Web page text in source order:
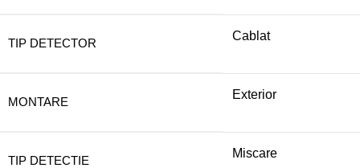
TIP DETECTOR
Cablat
MONTARE
Exterior
TIP DETECTIE
Miscare